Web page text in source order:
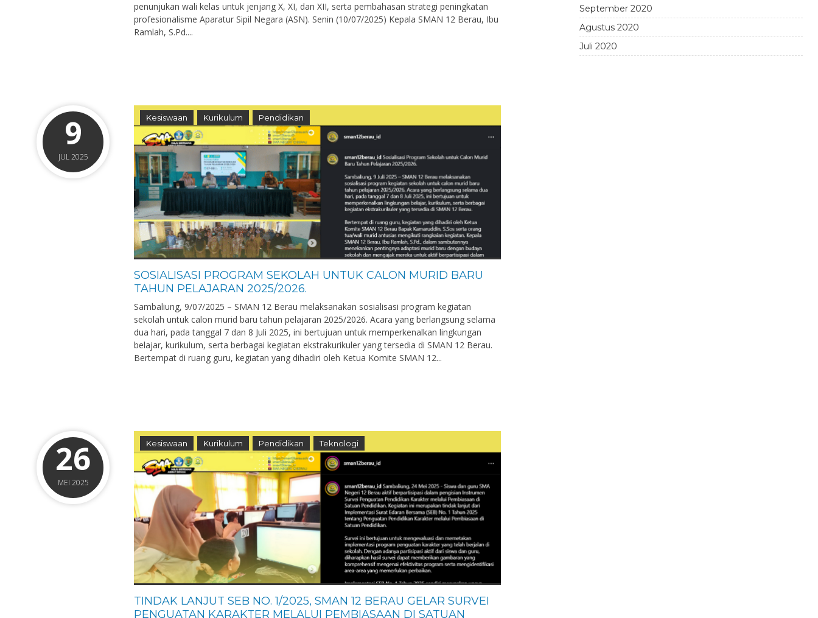
penunjukan wali kelas untuk jenjang X, XI, dan XII, serta pembahasan strategi peningkatan
profesionalisme Aparatur Sipil Negara (ASN). Senin (10/07/2025) Kepala SMAN 12 Berau, Ibu
Ramlah, S.Pd....
9
JUL 2025
Kesiswaan Kurikulum Pendidikan
SOSIALISASI PROGRAM SEKOLAH UNTUK CALON MURID BARU
TAHUN PELAJARAN 2025/2026.
Sambaliung, 9/07/2025 – SMAN 12 Berau melaksanakan sosialisasi program kegiatan
sekolah untuk calon murid baru tahun pelajaran 2025/2026. Acara yang berlangsung selama
dua hari, pada tanggal 7 dan 8 Juli 2025, ini bertujuan untuk memperkenalkan lingkungan
belajar, kurikulum, serta berbagai kegiatan ekstrakurikuler yang tersedia di SMAN 12 Berau.
Bertempat di ruang guru, kegiatan yang dihadiri oleh Ketua Komite SMAN 12...
26
MEI 2025
Kesiswaan Kurikulum Pendidikan Teknologi
TINDAK LANJUT SEB NO. 1/2025, SMAN 12 BERAU GELAR SURVEI
PENGUATAN KARAKTER MELALUI PEMBIASAAN DI SATUAN
September 2020
Agustus 2020
Juli 2020